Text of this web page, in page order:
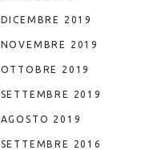
DICEMBRE 2019
NOVEMBRE 2019
OTTOBRE 2019
SETTEMBRE 2019
AGOSTO 2019
SETTEMBRE 2016